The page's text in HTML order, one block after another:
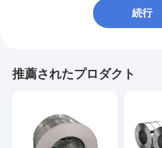
続行
推薦されたプロダクト